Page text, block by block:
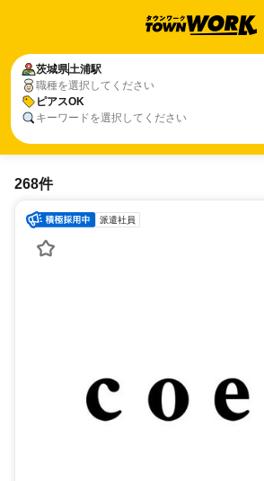
茨城県土浦駅
職種を選択してください
ピアスOK
キーワードを選択してください
268件
派遣社員